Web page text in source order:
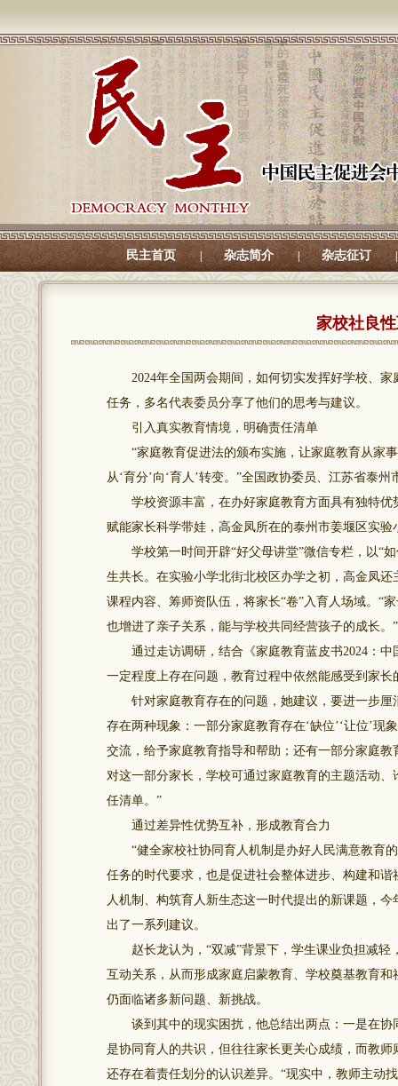
民主首页 | 杂志简介 | 杂志征订 |
家校社良
2024年全国两会期间，如何切实发挥好学校、家
任务，多名代表委员分享了他们的思考与建议。
引入真实教育情境，明确责任清单
“家庭教育促进法的颁布实施，让家庭教育从家事
从‘育分’向‘育人’转变。”全国政协委员、江苏省泰
学校资源丰富，在办好家庭教育方面具有独特优
赋能家长科学带娃，高金凤所在的泰州市姜堰区实验
学校第一时间开辟“好父母讲堂”微信专栏，以“如
生共长。在实验小学北街北校区办学之初，高金凤
课程内容、筹师资队伍，将家长“卷”入育人场域。“
也增进了亲子关系，能与学校共同经营孩子的成长。
通过走访调研，结合《家庭教育蓝皮书2024：中
一定程度上存在问题，教育过程中依然能感受到家长
针对家庭教育存在的问题，她建议，要进一步厘
存在两种现象：一部分家庭教育存在‘缺位’‘让位’现
交流，给予家庭教育指导和帮助；还有一部分家庭
对这一部分家长，学校可通过家庭教育的主题活动
任清单。”
通过差异性优势互补，形成教育合力
“健全家校社协同育人机制是办好人民满意教育的
任务的时代要求，也是促进社会整体进步、构建和
人机制、构筑育人新生态这一时代提出的新课题，
出了一系列建议。
赵长龙认为，“双减”背景下，学生课业负担减轻
互动关系，从而形成家庭启蒙教育、学校奠基教育
仍面临诸多新问题、新挑战。
谈到其中的现实困扰，他总结出两点：一是在协
是协同育人的共识，但往往家长更关心成绩，而教
还存在着责任划分的认识差异。“现实中，教师主动